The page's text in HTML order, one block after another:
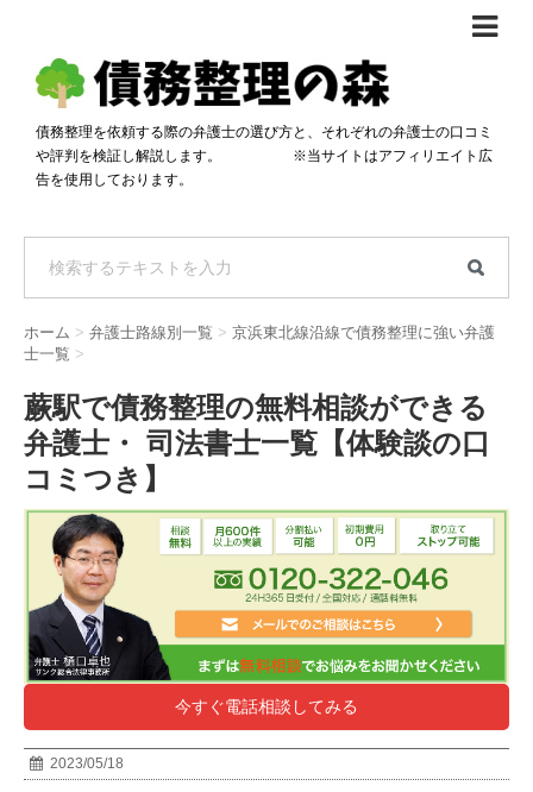
債務整理体験談
おすすめ
料金比較
自己破産・個人再生料金比較
過払い金料金比較
専門家の選び方
料金で選ぶ
分割・後払い可で選ぶ
着手金無料で選ぶ
女性専門で選ぶ
24時間年中無休で選ぶ
法律事務所の方へ
匿名借金相談
債務整理を依頼する際の弁護士の選び方と、それぞれの弁護士の口コミ
や評判を検証し解説します。 ※当サイトはアフィリエイト広
告を使用しております。
ホーム > 弁護士路線別一覧 > 京浜東北線沿線で債務整理に強い弁護
士一覧 >
蕨駅で債務整理の無料相談ができる
弁護士・ 司法書士一覧【体験談の口
コミつき】
今すぐ電話相談してみる
2023/05/18